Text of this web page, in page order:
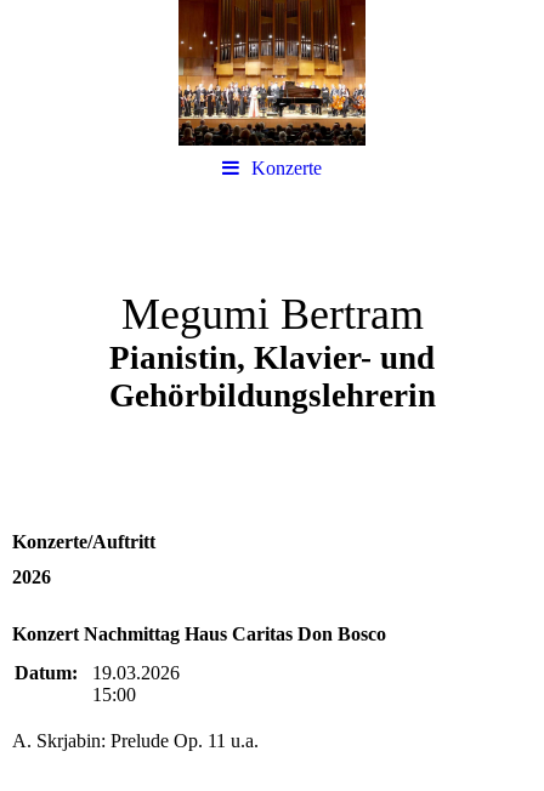
Konzerte
Megumi Bertram
Pianistin, Klavier- und
Gehörbildungslehrerin
Konzerte/Auftritt
2026
Konzert Nachmittag Haus Caritas Don Bosco
Datum:
19.03.2026
15:00
A. Skrjabin: Prelude Op. 11 u.a.